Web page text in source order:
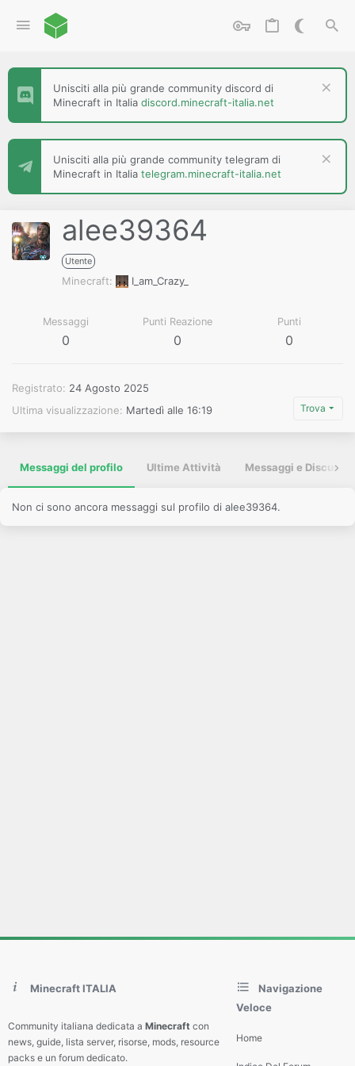
Unisciti alla più grande community discord di
Minecraft in Italia discord.minecraft-italia.net
Unisciti alla più grande community telegram di
Minecraft in Italia telegram.minecraft-italia.net
alee39364
Utente
Minecraft I_am_Crazy_
Messaggi
0
Punti Reazione
0
Punti
0
Registrato
24 Agosto 2025
Ultima visualizzazione
Martedì alle 16:19 Trova
Messaggi del profilo Ultime Attività Messaggi e
Non ci sono ancora messaggi sul profilo di alee39364.
Minecraft ITALIA
Community italiana dedicata a Minecraft con
news, guide, lista server, risorse, mods, resource
packs e un forum dedicato.
Navigazione
Veloce
Home